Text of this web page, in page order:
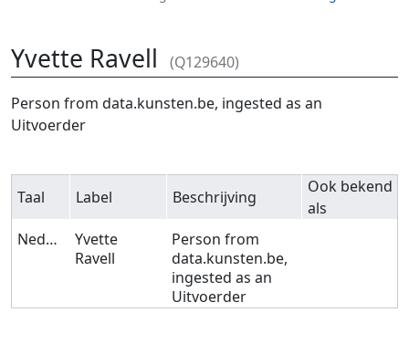
Yvette Ravell (Q129640)
Ga naar:navigatie,zoeken
Person from data.kunsten.be, ingested as an
Uitvoerder
Taal Label Beschrijving
Ook bekend
als
Nederlands
Yvette
Ravell
Person from
data.kunsten.be,
ingested as an
Uitvoerder